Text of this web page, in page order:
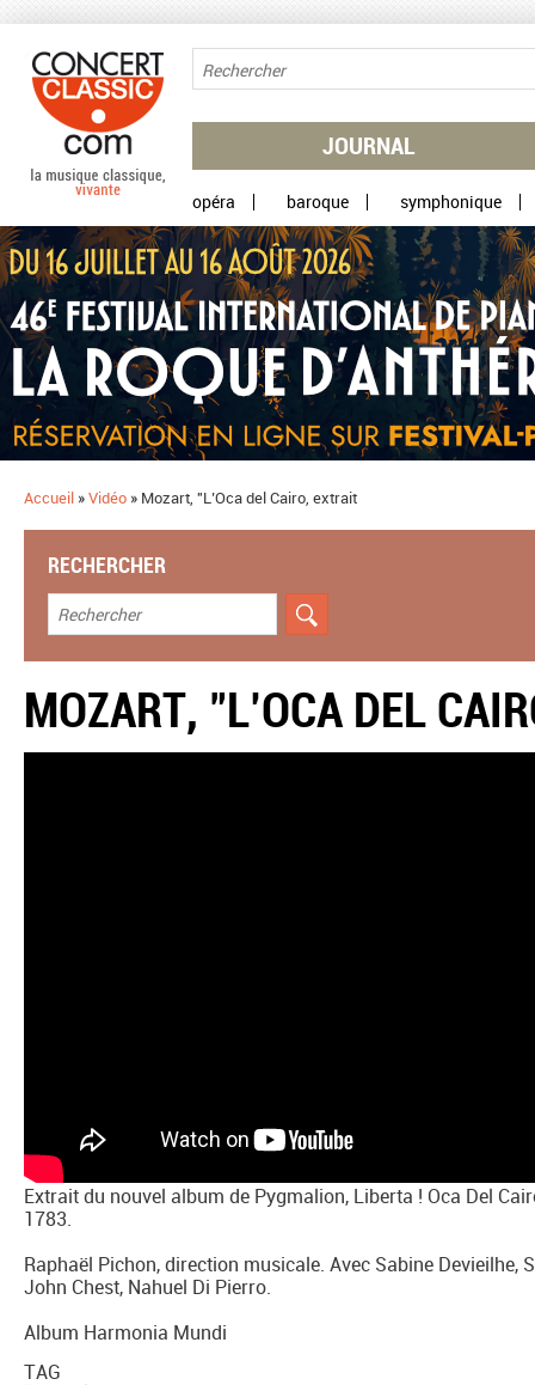
JOURNAL
opéra baroque symphonique
Accueil »Vidéo » Mozart, "L’Oca del Cairo, extrait
RECHERCHER
MOZART, "L’OCA DEL
Extrait du nouvel album de Pygmalion, Liberta ! Oca Del
1783.
Raphaël Pichon, direction musicale. Avec Sabine Devieilhe,
John Chest, Nahuel Di Pierro.
Album Harmonia Mundi
TAG